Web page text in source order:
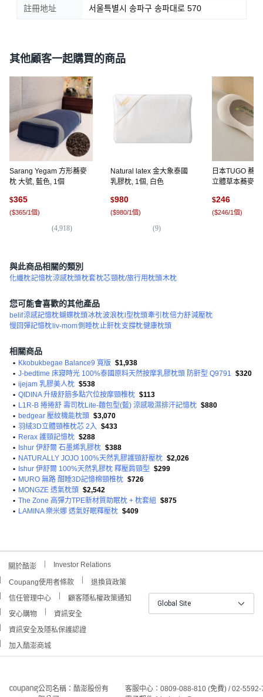
註冊地址 서울특별시 송파구 송파대로 570
其他顧客一起購買的商品
Sarang Yegam 方形蕎麥
枕 大號, 藍色, 1個
$365
($365/1個)
(4,918)
Natural latex 金大象泰國
乳膠枕, 1個, 白色
$980
($980/1個)
(9)
日本TUGO 蕎
立體草本蕎麥
$246
($246/1個)
與此商品相關的類別
化纖枕記憶枕涼感枕頭枕套枕芯頸枕/旅行用枕頭木枕
您可能會喜歡的其他產品
belif涼感記憶枕蝴蝶枕頭冰枕波浪枕 l型枕頭牽引枕倍力舒減壓枕
慢回彈記憶枕 liv-mom側睡枕止鼾枕支撐枕健康枕頭
相關商品
• Kkobukbegae Balance9 寬版 $1,938
• J-bedtime 床寢時光 100%泰國原料天然按摩乳膠枕頭 防鼾型 Q9791 $320
• ijejam 乳膠美人枕 $538
• QIDINA 升級舒筋多點穴位按摩頸椎枕 $113
• L1R-B 捲捲舒 壽司枕Lite-麵包型(藍) 涼感吸濕排汗記憶枕 $880
• bedgear 壓紋機能枕頭 $3,070
• 羽絨3D立體頸椎枕芯 2入 $433
• Rerax 護頸記憶枕 $288
•
Ishur 伊舒爾 石墨烯乳膠枕 $388
• NATURALLY JOJO 100%天然乳膠護頸舒壓枕 $2,026
•
Ishur 伊舒爾 100%天然乳膠枕 釋壓肩頸型 $299
• MURO 無路 酣睡3D記憶棉頸椎枕 $726
• MONGZE 透氣枕頭 $2,542
• The Zone 高彈力TPE新材質助眠枕 + 枕套組
$875
• LAMINA 樂米娜 透氣好眠釋壓枕 $409
關於酷澎 Investor Relations
Coupang使用者條款
退換貨政策
信任管理中心
顧客隱私權政策通知
安心購物
資訊安全
資訊安全及隱私保護認證
加入酷澎商城
Global Site
公司名稱：酷澎股份有
客服中心：0809-088-810 (免費) / 02-